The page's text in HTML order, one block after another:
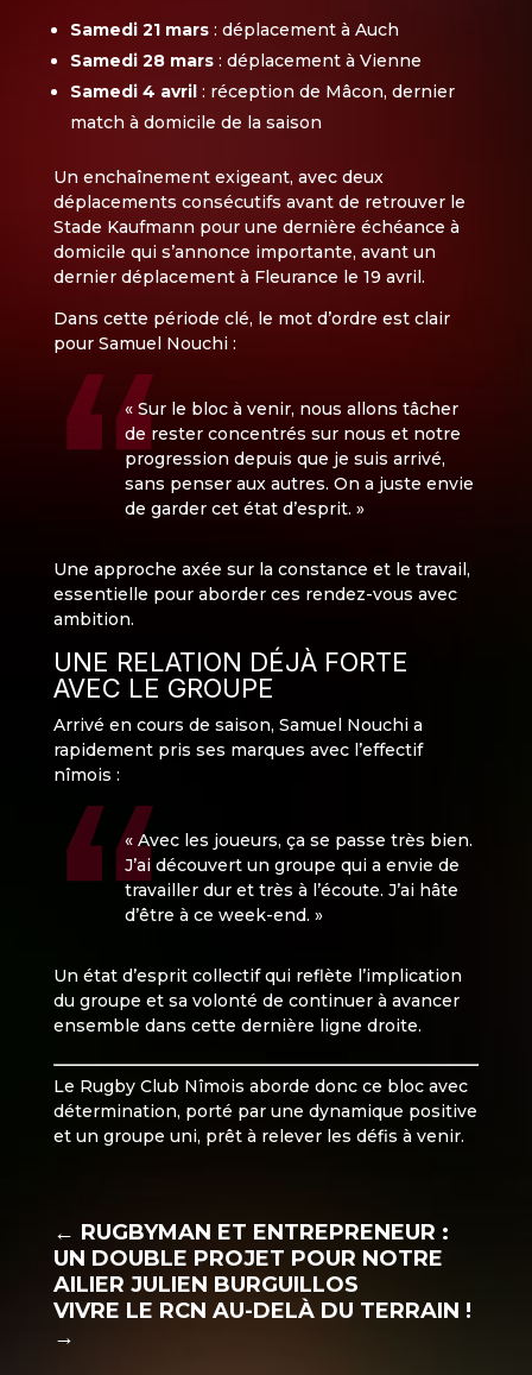
Samedi 21 mars: déplacement à Auch
Samedi 28 mars: déplacement à Vienne
Samedi 4 avril: réception de Mâcon, dernier
match à domicile de la saison
Un enchaînement exigeant, avec deux
déplacements consécutifs avant de retrouver le
Stade Kaufmann pour une dernière échéance à
domicile qui s’annonce importante, avant un
dernier déplacement à Fleurance le 19 avril.
Dans cette période clé, le mot d’ordre est clair
pour Samuel Nouchi :
« Sur le bloc à venir, nous allons tâcher
de rester concentrés sur nous et notre
progression depuis que je suis arrivé,
sans penser aux autres. On a juste envie
de garder cet état d’esprit. »
Une approche axée sur la constance et le travail,
essentielle pour aborder ces rendez-vous avec
ambition.
UNE RELATION DÉJÀ FORTE
AVEC LE GROUPE
Arrivé en cours de saison, Samuel Nouchi a
rapidement pris ses marques avec l’effectif
nîmois :
« Avec les joueurs, ça se passe très bien.
J’ai découvert un groupe qui a envie de
travailler dur et très à l’écoute. J’ai hâte
d’être à ce week-end. »
Un état d’esprit collectif qui reflète l’implication
du groupe et sa volonté de continuer à avancer
ensemble dans cette dernière ligne droite.
Le Rugby Club Nîmois aborde donc ce bloc avec
détermination, porté par une dynamique positive
et un groupe uni, prêt à relever les défis à venir.
← RUGBYMAN ET ENTREPRENEUR :
UN DOUBLE PROJET POUR NOTRE
AILIER JULIEN BURGUILLOS
VIVRE LE RCN AU-DELÀ DU TERRAIN !
→